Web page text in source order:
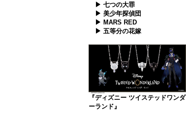
▶ 七つの大罪
▶ 美少年探偵団
▶ MARS RED
▶ 五等分の花嫁
『ディズニー ツイステッドワンダ
ーランド』